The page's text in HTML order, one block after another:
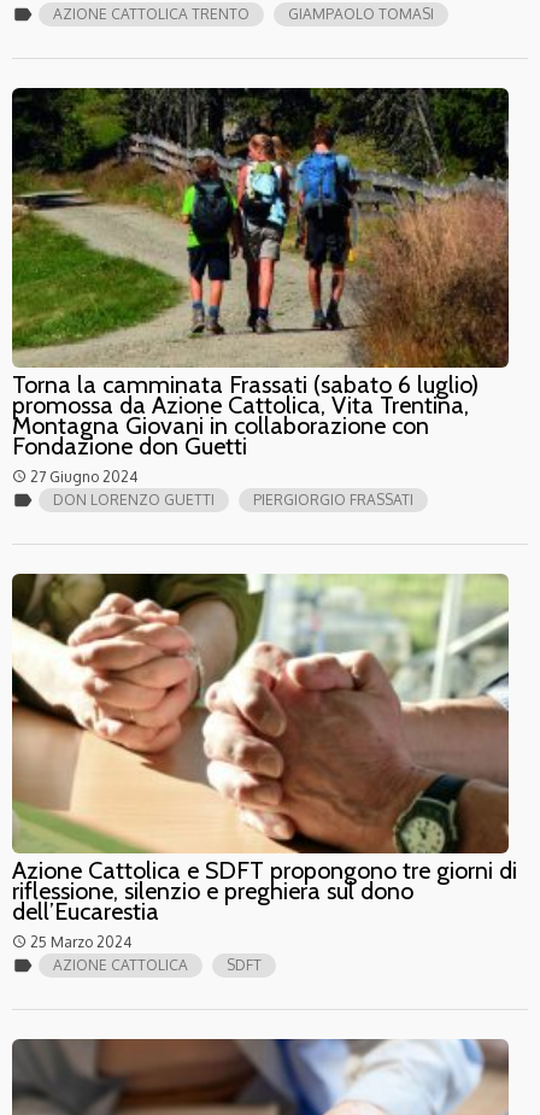
label AZIONE CATTOLICA TRENTO GIAMPAOLO TOMASI
Torna la camminata Frassati (sabato 6 luglio)
promossa da Azione Cattolica, Vita Trentina,
Montagna Giovani in collaborazione con
Fondazione don Guetti
access_time 27 Giugno 2024
label DON LORENZO GUETTI PIERGIORGIO FRASSATI
Azione Cattolica e SDFT propongono tre giorni di
riflessione, silenzio e preghiera sul dono
dell’Eucarestia
access_time 25 Marzo 2024
label AZIONE CATTOLICA SDFT